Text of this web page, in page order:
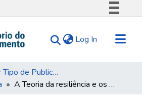
Comunica BR
Acesso à informação
Legislação
Log In (current)
Navegar por Tipo de Publicação
A Teoria da resiliência e os sistemas socioecológicos : como se preparar para um futuro imprevisível?